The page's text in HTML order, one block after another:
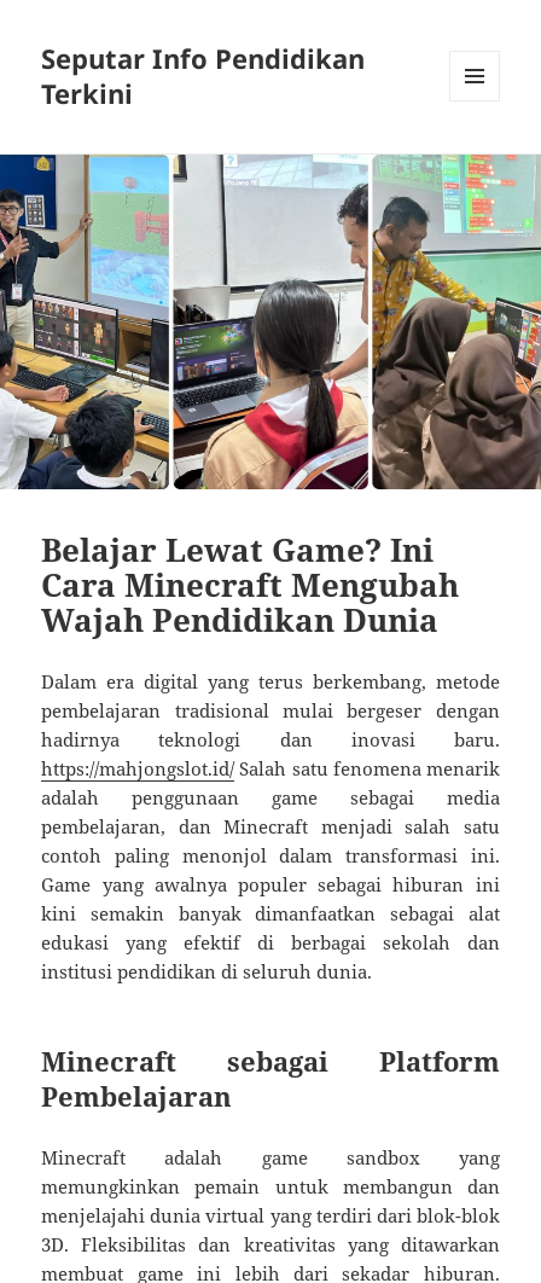
Seputar Info Pendidikan
Terkini
WIDGETS
Belajar Lewat Game? Ini
Cara Minecraft Mengubah
Wajah Pendidikan Dunia
Dalam era digital yang terus berkembang, metode
pembelajaran tradisional mulai bergeser dengan
hadirnya teknologi dan inovasi baru.
https://mahjongslot.id/Salah satu fenomena menarik
adalah penggunaan game sebagai media
pembelajaran, dan Minecraft menjadi salah satu
contoh paling menonjol dalam transformasi ini.
Game yang awalnya populer sebagai hiburan ini
kini semakin banyak dimanfaatkan sebagai alat
edukasi yang efektif di berbagai sekolah dan
institusi pendidikan di seluruh dunia.
Minecraft sebagai Platform
Pembelajaran
Minecraft adalah game sandbox yang
memungkinkan pemain untuk membangun dan
menjelajahi dunia virtual yang terdiri dari blok-blok
3D. Fleksibilitas dan kreativitas yang ditawarkan
membuat game ini lebih dari sekadar hiburan.